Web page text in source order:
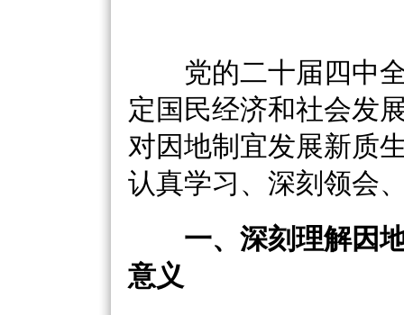
党的二十届四中全
定国民经济和社会发
对因地制宜发展新质
认真学习、深刻领会
一、深刻理解因
意义